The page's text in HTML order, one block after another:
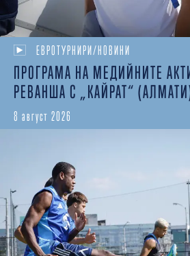
ЕВРОТУРНИРИ/НОВИНИ
ПРОГРАМА НА МЕДИЙНИТЕ
РЕВАНША С „КАЙРАТ“
8 август 2026